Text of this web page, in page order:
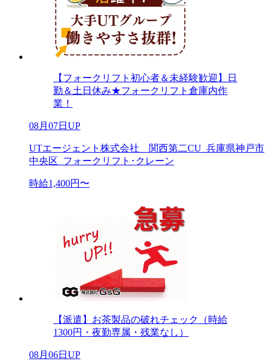
【フォークリフト初心者＆未経験歓迎】日
勤＆土日休み★フォークリフト倉庫内作
業！
08月07日UP
UTエージェント株式会社 関西第二CU_兵庫県神戸市
中央区_フォークリフト･クレーン
時給1,400円〜
【派遣】お茶製品の破れチェック（時給
1300円・夜勤専属・残業なし）
08月06日UP